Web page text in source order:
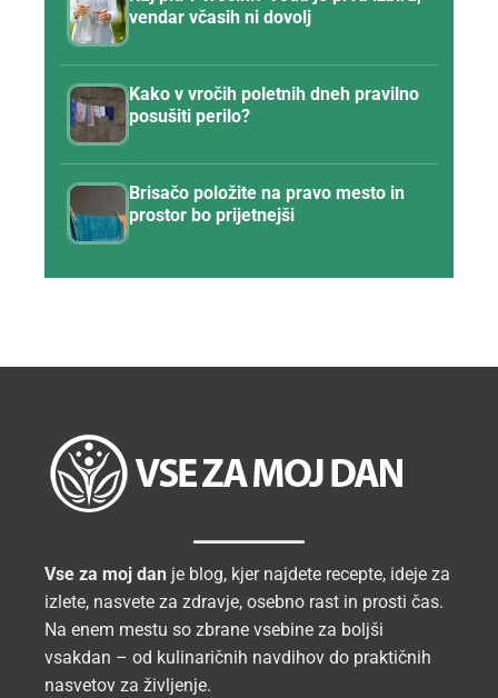
vendar včasih ni dovolj
Kako v vročih poletnih dneh pravilno
posušiti perilo?
Brisačo položite na pravo mesto in
prostor bo prijetnejši
Vse za moj dan je blog, kjer najdete recepte, ideje za
izlete, nasvete za zdravje, osebno rast in prosti čas.
Na enem mestu so zbrane vsebine za boljši
vsakdan – od kulinaričnih navdihov do praktičnih
nasvetov za življenje.